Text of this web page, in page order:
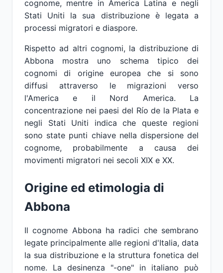
cognome, mentre in America Latina e negli
Stati Uniti la sua distribuzione è legata a
processi migratori e diaspore.
Rispetto ad altri cognomi, la distribuzione di
Abbona mostra uno schema tipico dei
cognomi di origine europea che si sono
diffusi attraverso le migrazioni verso
l'America e il Nord America. La
concentrazione nei paesi del Río de la Plata e
negli Stati Uniti indica che queste regioni
sono state punti chiave nella dispersione del
cognome, probabilmente a causa dei
movimenti migratori nei secoli XIX e XX.
Origine ed etimologia di
Abbona
Il cognome Abbona ha radici che sembrano
legate principalmente alle regioni d'Italia, data
la sua distribuzione e la struttura fonetica del
nome. La desinenza "-one" in italiano può